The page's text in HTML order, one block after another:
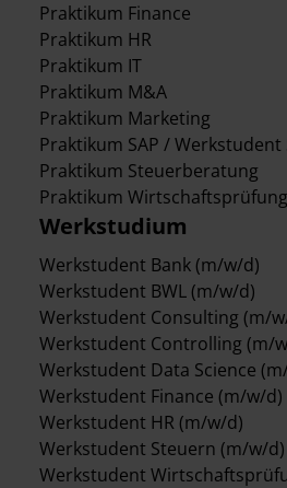
Praktikum Finance
Praktikum HR
Praktikum IT
Praktikum M&A
Praktikum Marketing
Praktikum SAP / Werkstudent
Praktikum Steuerberatung
Praktikum Wirtschaftsprüfung
Werkstudium
Werkstudent Bank (m/w/d)
Werkstudent BWL (m/w/d)
Werkstudent Consulting (m/
Werkstudent Controlling (m/
Werkstudent Data Science
Werkstudent Finance (m/w/d)
Werkstudent HR (m/w/d)
Werkstudent Steuern (m/w/d)
Werkstudent